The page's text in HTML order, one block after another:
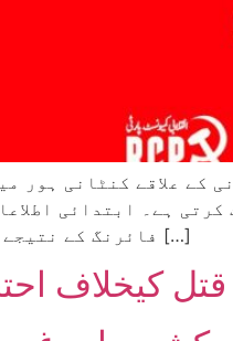
ہے۔ ابتدائی
فائرنگ کے نتیجے میں متعدد محنت کش ہلاک […]
کیخلاف